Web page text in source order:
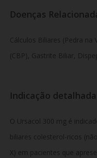
Doenças
Cálculos Biliares (Pedra na
(CBP), Gastrite Biliar,
Indicação
O Ursacol 300 mg é
biliares colesterol-ricos
X) em pacientes que